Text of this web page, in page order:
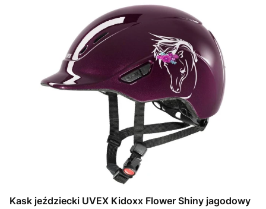
Kask jeździecki UVEX Kidoxx Flower Shiny jagodowy